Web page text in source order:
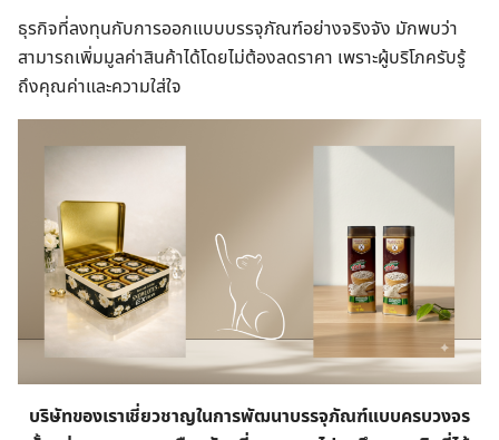
ธุรกิจที่ลงทุนกับการออกแบบบรรจุภัณฑ์อย่างจริงจัง มักพบว่า
สามารถเพิ่มมูลค่าสินค้าได้โดยไม่ต้องลดราคา เพราะผู้บริโภครับรู้
ถึงคุณค่าและความใส่ใจ
บริษัทของเราเชี่ยวชาญในการพัฒนาบรรจุภัณฑ์แบบครบวงจร